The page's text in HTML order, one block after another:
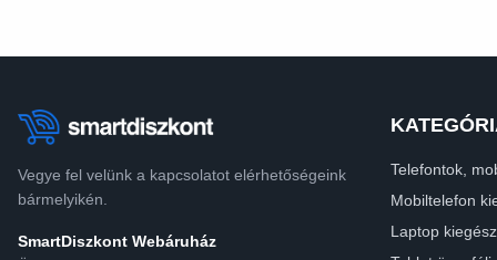
Vegye fel velünk a kapcsolatot elérhetőségeink
bármelyikén.
SmartDiszkont Webáruház
Telefontok,
Mobiltelefon
Laptop